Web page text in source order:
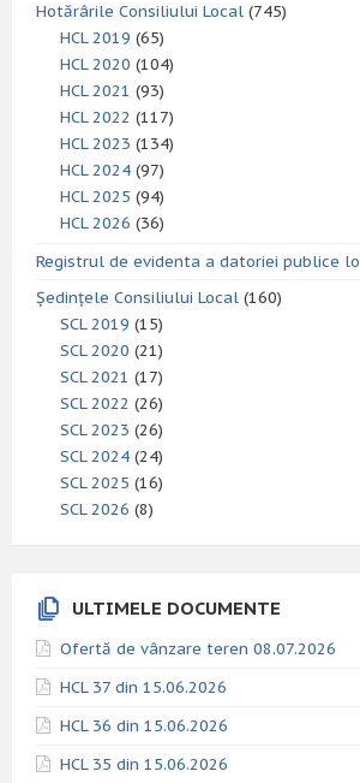
Hotărârile Consiliului Local (745)
HCL 2019 (65)
HCL 2020 (104)
HCL 2021 (93)
HCL 2022 (117)
HCL 2023 (134)
HCL 2024 (97)
HCL 2025 (94)
HCL 2026 (36)
Registrul de evidenta a datoriei publice
Ședințele Consiliului Local (160)
SCL 2019 (15)
SCL 2020 (21)
SCL 2021 (17)
SCL 2022 (26)
SCL 2023 (26)
SCL 2024 (24)
SCL 2025 (16)
SCL 2026 (8)
ULTIMELE DOCUMENTE
Ofertă de vânzare teren 08.07.2026
HCL 37 din 15.06.2026
HCL 36 din 15.06.2026
HCL 35 din 15.06.2026